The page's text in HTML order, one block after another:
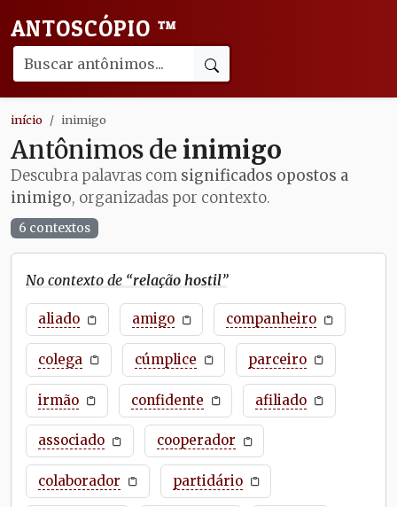
ANTOSCÓPIO ™
início inimigo
Antônimos de inimigo
Descubra palavras com significados opostos a
inimigo, organizadas por contexto.
6 contextos
No contexto de “relação hostil”
aliado amigo companheiro
colega cúmplice parceiro
irmão confidente afiliado
associado cooperador
colaborador partidário